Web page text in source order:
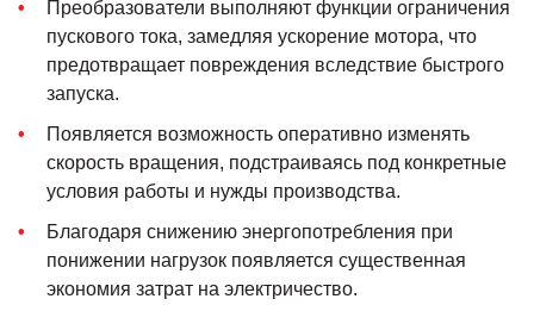
Преобразователи выполняют функции ограничения
пускового тока, замедляя ускорение мотора, что
предотвращает повреждения вследствие быстрого
запуска.
Появляется возможность оперативно изменять
скорость вращения, подстраиваясь под конкретные
условия работы и нужды производства.
Благодаря снижению энергопотребления при
понижении нагрузок появляется существенная
экономия затрат на электричество.